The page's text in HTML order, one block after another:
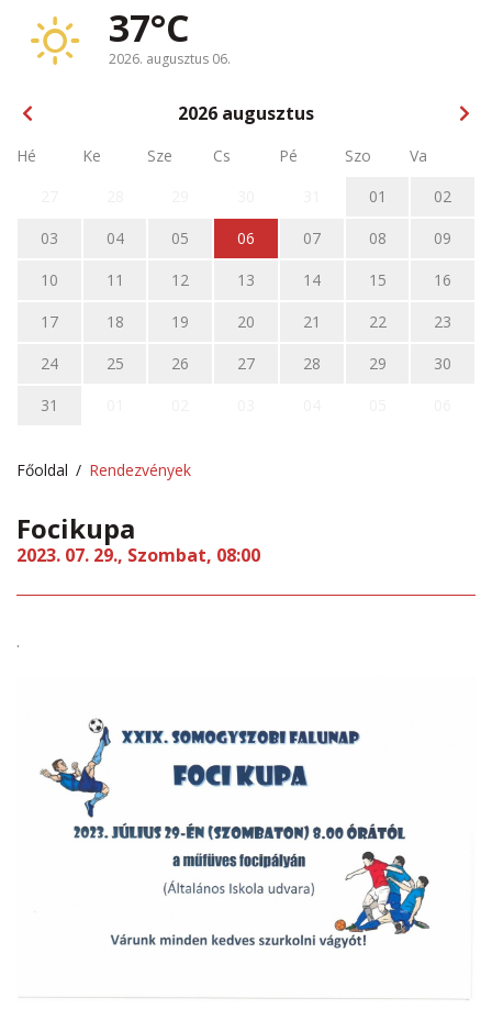
37°C
2026. augusztus 06.
2026 augusztus
Hé Ke Sze Cs Pé Szo
Va
01
02
03
04 05 06 07 08
09
10
11 12 13 14 15
16
17
18 19 20 21 22
23
24
25 26 27 28 29
30
31
Főoldal Rendezvények
Focikupa
2023. 07. 29., Szombat, 08:00
.